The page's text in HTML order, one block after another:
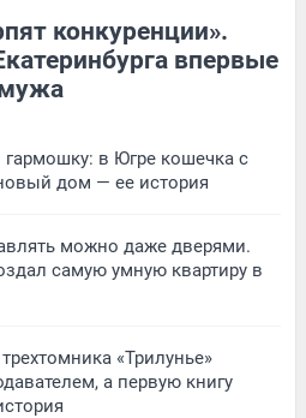
конкуренции».
впервые
мужа
в Югре кошечка с
дом — ее история
можно даже дверями.
самую умную квартиру в
«Трилунье»
а первую книгу